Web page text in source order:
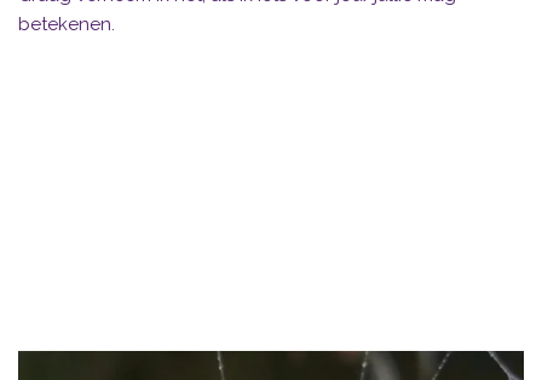
betekenen.